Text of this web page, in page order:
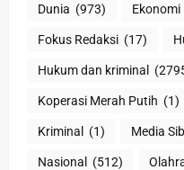
Dunia (973) Ekonomi
Fokus Redaksi (17)
Hukum dan kriminal
Koperasi Merah Putih (1)
Kriminal (1) Media
Nasional (512)